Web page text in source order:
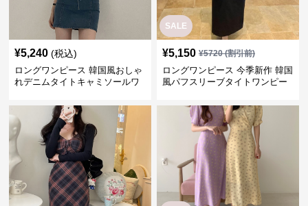
¥5,240 (税込)
ロングワンピース 韓国風おしゃ
れデニムタイトキャミソールワ
SALE
¥5,150 ¥5720(割引前)
ロングワンピース 今季新作 韓国
風パフスリーブタイトワンピー